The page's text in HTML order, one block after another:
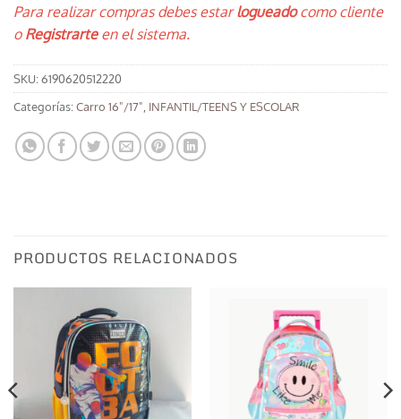
Para realizar compras debes estarlogueadocomo cliente
oRegistrarteen el sistema.
SKU:6190620512220
Categorías:Carro 16"/17" INFANTIL/TEENS Y ESCOLAR
PRODUCTOS RELACIONADOS